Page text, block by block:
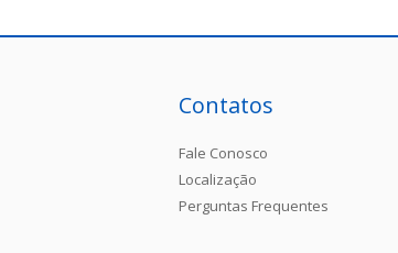
Contatos
Fale Conosco
Localização
Perguntas Frequentes